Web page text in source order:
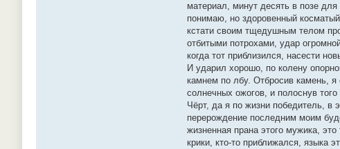
материал, минут десять в позе
понимаю, но здоровенный
кстати своим тщедушным телом
отбитыми потрохами, удар
когда тот приблизился, насести
И ударил хорошо, по колену
камнем по лбу. Отбросив камень,
солнечных ожогов, и полоснув
Чёрт, да я по жизни победитель, в
перерождение последним моим
жизненная прана этого мужика,
крики, кто-то приближался, языка